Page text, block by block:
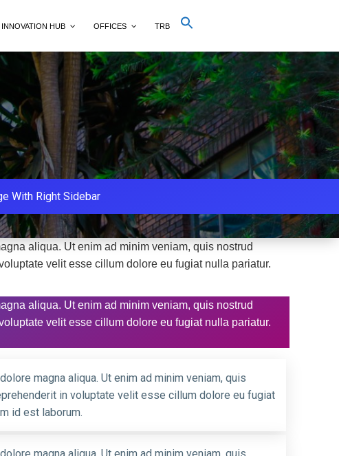
INNOVATION HUB OFFICES TRB
for:
With Right Sidebar
aliqua. Ut enim ad minim veniam, quis nostrud
velit esse cillum dolore eu fugiat nulla pariatur.
aliqua. Ut enim ad minim veniam, quis nostrud
velit esse cillum dolore eu fugiat nulla pariatur.
magna aliqua. Ut enim ad minim veniam, quis
in voluptate velit esse cillum dolore eu fugiat
id est laborum.